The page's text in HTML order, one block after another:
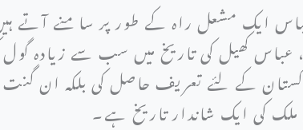
ایک مشعل راہ کے طور پر سامنے آتے
کھیل کی تاریخ میں سب سے زیادہ
کے لئے تعریف حاصل کی بلکہ ان گنت
کی ایک شاندار تاریخ ہے۔